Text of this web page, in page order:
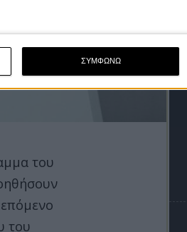
ΣΥΜΦΩΝΩ
του
του